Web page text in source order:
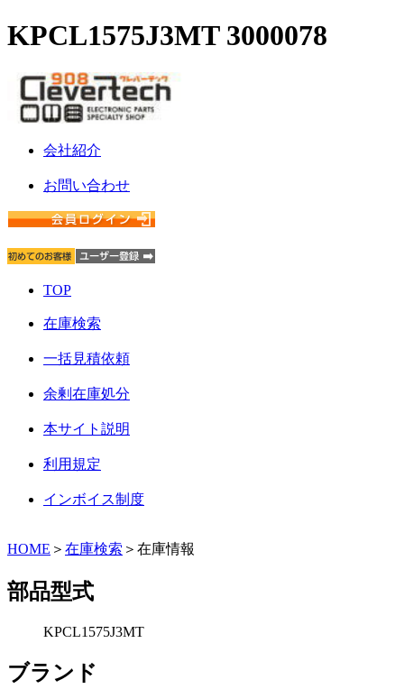
KPCL1575J3MT 3000078
会社紹介
お問い合わせ
TOP
在庫検索
一括見積依頼
余剰在庫処分
本サイト説明
利用規定
インボイス制度
HOME ＞ 在庫検索 ＞在庫情報
部品型式
KPCL1575J3MT
ブランド